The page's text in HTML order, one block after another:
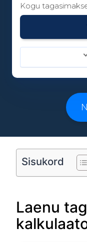
Kogu
Laenusummad:
500 - 25000€
3 - 96 kuud
18
Sisukord
Laenu